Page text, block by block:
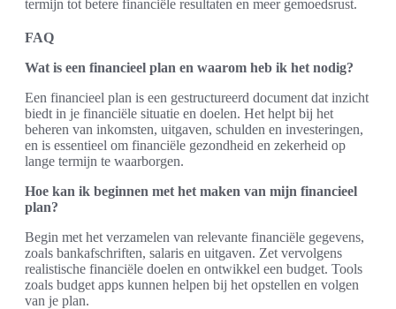
termijn tot betere financiële resultaten en meer gemoedsrust.
FAQ
Wat is een financieel plan en waarom heb ik het nodig?
Een financieel plan is een gestructureerd document dat inzicht
biedt in je financiële situatie en doelen. Het helpt bij het
beheren van inkomsten, uitgaven, schulden en investeringen,
en is essentieel om financiële gezondheid en zekerheid op
lange termijn te waarborgen.
Hoe kan ik beginnen met het maken van mijn financieel
plan?
Begin met het verzamelen van relevante financiële gegevens,
zoals bankafschriften, salaris en uitgaven. Zet vervolgens
realistische financiële doelen en ontwikkel een budget. Tools
zoals budget apps kunnen helpen bij het opstellen en volgen
van je plan.